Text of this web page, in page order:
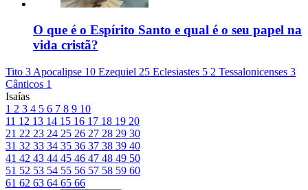
O que é o Espírito Santo e qual é o seu papel na
vida cristã?
Tito 3 Apocalipse 10 Ezequiel 25 Eclesiastes 5 2 Tessalonicenses 3
Cânticos 1
Isaías
1 2 3 4 5 6 7 8 9 10
11 12 13 14 15 16 17 18 19 20
21 22 23 24 25 26 27 28 29 30
31 32 33 34 35 36 37 38 39 40
41 42 43 44 45 46 47 48 49 50
51 52 53 54 55 56 57 58 59 60
61 62 63 64 65 66